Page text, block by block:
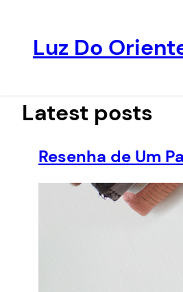
conteúdo
Luz Do
Latest posts
Resenha de Um